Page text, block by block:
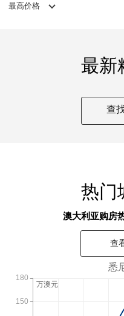
最高价格
最新
查
热门
澳大利亚购房
查